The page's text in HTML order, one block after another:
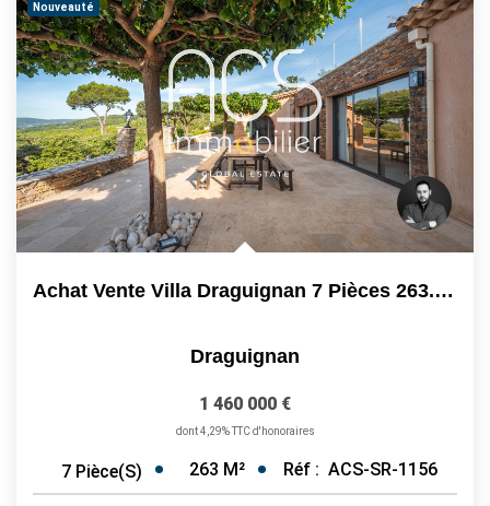
Nouveauté
Achat Vente Villa Draguignan 7 Pièces 263.20 M2 Extérieur...
Draguignan
1 460 000 €
dont 4,29% TTC d'honoraires
7 Pièce(s) 263 M² Réf : ACS-SR-1156